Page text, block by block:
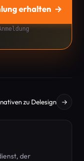
erhalten →
zu Delesign →
der